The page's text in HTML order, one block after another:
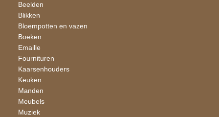
Beelden
Blikken
Bloempotten en vazen
Boeken
Emaille
Fournituren
Kaarsen​houders
Keuken
Manden
Meubels
Muziek